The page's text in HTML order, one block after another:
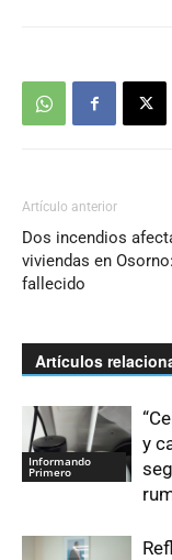
Artículo anterior
Dos incendios
viviendas en
fallecido
Artículos
Informando
Primero
y